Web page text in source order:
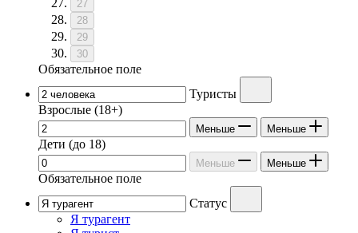
27
28
29
30
Обязательное поле
Туристы
Взрослые (18+)
Меньше Меньше
Дети (до 18)
Меньше Меньше
Обязательное поле
Статус
Я турагент